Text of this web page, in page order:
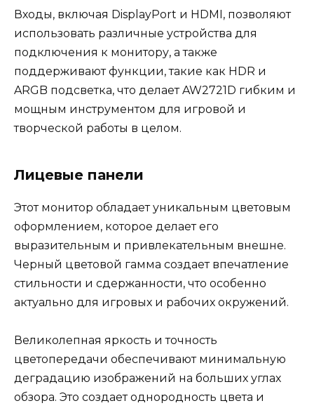
Входы, включая DisplayPort и HDMI, позволяют
использовать различные устройства для
подключения к монитору, а также
поддерживают функции, такие как HDR и
ARGB подсветка, что делает AW2721D гибким и
мощным инструментом для игровой и
творческой работы в целом.
Лицевые панели
Этот монитор обладает уникальным цветовым
оформлением, которое делает его
выразительным и привлекательным внешне.
Черный цветовой гамма создает впечатление
стильности и сдержанности, что особенно
актуально для игровых и рабочих окружений.
Великолепная яркость и точность
цветопередачи обеспечивают минимальную
деградацию изображений на больших углах
обзора. Это создает однородность цвета и